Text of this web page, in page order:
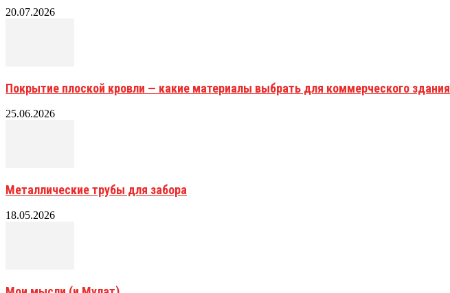
20.07.2026
Покрытие плоской кровли — какие материалы выбрать для коммерческого здания
25.06.2026
Металлические трубы для забора
18.05.2026